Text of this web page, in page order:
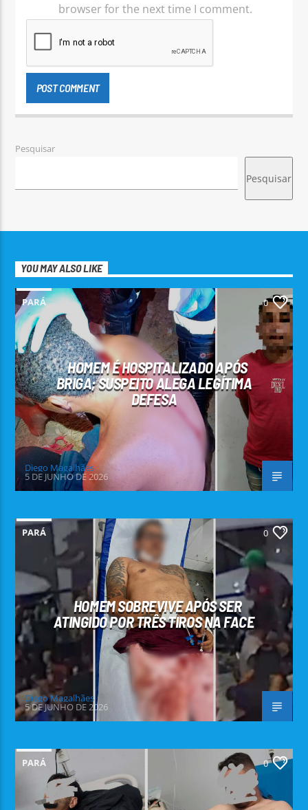
browser for the next time I comment.
Pesquisar
Pesquisar
YOU MAY ALSO LIKE
PARÁ 0
HOMEM É HOSPITALIZADO APÓS
BRIGA; SUSPEITO ALEGA LEGÍTIMA
DEFESA
Diego Magalhães
5 DE JUNHO DE 2026
PARÁ 0
HOMEM SOBREVIVE APÓS SER
ATINGIDO POR TRÊS TIROS NA FACE
Diego Magalhães
5 DE JUNHO DE 2026
PARÁ 0